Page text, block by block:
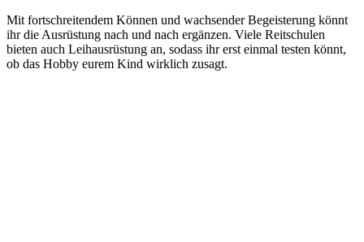
Mit fortschreitendem Können und wachsender Begeisterung könnt
ihr die Ausrüstung nach und nach ergänzen. Viele Reitschulen
bieten auch Leihausrüstung an, sodass ihr erst einmal testen könnt,
ob das Hobby eurem Kind wirklich zusagt.